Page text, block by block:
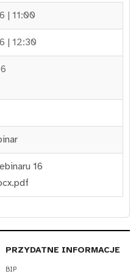
| 11:00
| 12:30
16
PRZYDATNE INFORMACJE
BIP